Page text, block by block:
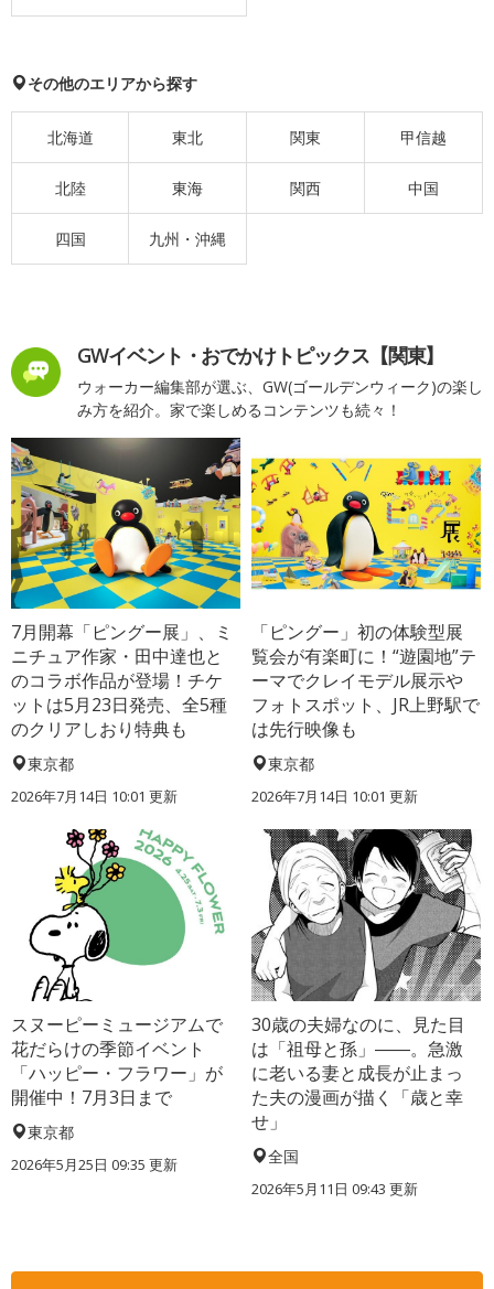
その他のエリアから探す
北海道 東北 関東 甲信越
北陸 東海 関西 中国
四国 九州・沖縄
GWイベント・おでかけトピックス【関東】
ウォーカー編集部が選ぶ、GW(ゴールデンウィーク)の楽し
み方を紹介。家で楽しめるコンテンツも続々！
7月開幕「ピングー展」、ミ
ニチュア作家・田中達也と
のコラボ作品が登場！チケ
ットは5月23日発売、全5種
のクリアしおり特典も
東京都
2026年7月14日 10:01 更新
「ピングー」初の体験型展
覧会が有楽町に！“遊園地”テ
ーマでクレイモデル展示や
フォトスポット、JR上野駅で
は先行映像も
東京都
2026年7月14日 10:01 更新
スヌーピーミュージアムで
花だらけの季節イベント
「ハッピー・フラワー」が
開催中！7月3日まで
東京都
2026年5月25日 09:35 更新
30歳の夫婦なのに、見た目
は「祖母と孫」――。急激
に老いる妻と成長が止まっ
た夫の漫画が描く「歳と幸
せ」
全国
2026年5月11日 09:43 更新